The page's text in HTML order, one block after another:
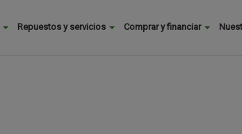
Buscar
Repuestos y servicios Comprar y financiar